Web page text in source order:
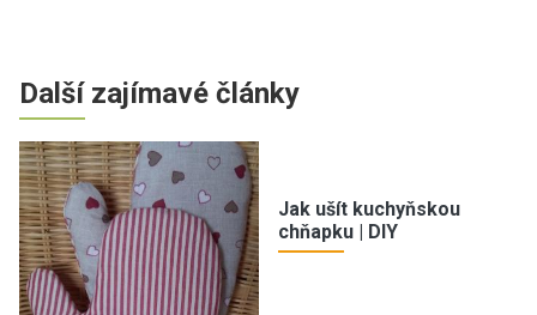
Další zajímavé články
Jak ušít kuchyňskou
chňapku | DIY